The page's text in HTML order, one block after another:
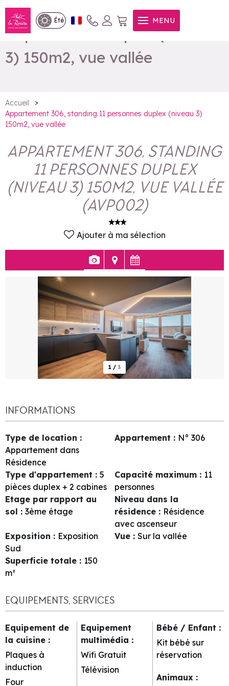
Été MENU
Appartement 306, standing
11 personnes duplex (niveau
3) 150m2, vue vallée
Accueil
>
Appartement 306, standing 11 personnes duplex (niveau 3)
150m2, vue vallée
APPARTEMENT 306, STANDING
11 PERSONNES DUPLEX
(NIVEAU 3) 150M2, VUE VALLÉE
(AVP002)
Ajouter à ma sélection
1 / 3
INFORMATIONS
Type de location :
Appartement dans
Résidence
Appartement : N° 306
Type d'appartement : 5
pièces duplex + 2 cabines
Capacité maximum : 11
personnes
Etage par rapport au
sol : 3ème étage
Niveau dans la
résidence : Résidence
avec ascenseur
Exposition : Exposition
Sud
Vue : Sur la vallée
Superficie totale : 150
m²
EQUIPEMENTS, SERVICES
Equipement de
la cuisine :
Plaques à
induction
Four
Equipement
multimédia :
Wifi Gratuit
Télévision
Bébé / Enfant :
Kit bébé sur
réservation
Animaux :